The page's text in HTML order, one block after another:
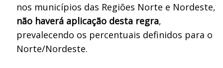
nos municípios das Regiões Norte e Nordeste,
não haverá aplicação desta regra,
prevalecendo os percentuais definidos para o
Norte/Nordeste.